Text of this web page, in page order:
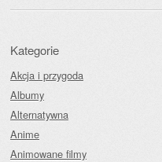
Kategorie
Akcja i przygoda
Albumy
Alternatywna
Anime
Animowane filmy